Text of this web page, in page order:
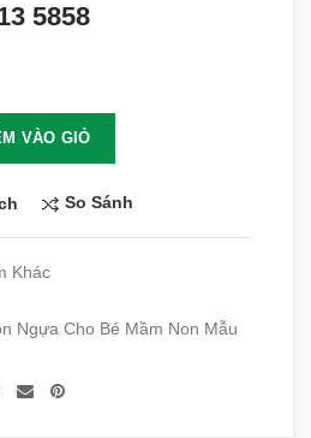
5858
VÀO GIỎ
So Sánh
Khác
Ngựa Cho Bé Mầm Non Mẫu